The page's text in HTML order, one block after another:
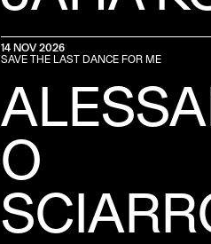
14 NOV 2026
SAVE THE LAST DANCE FOR ME
O